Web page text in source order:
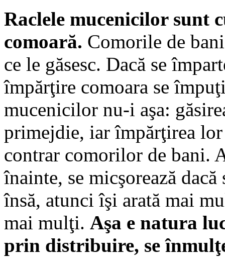
Raclele mucenicilor sunt
comoară. Comorile de
ce le găsesc. Dacă se
împărţire comoara se
mucenicilor nu-i aşa:
primejdie, iar împărţirea
contrar comorilor de bani.
înainte, se micşorează
însă, atunci îşi arată mai
mai mulţi. Aşa e natura
prin distribuire, se